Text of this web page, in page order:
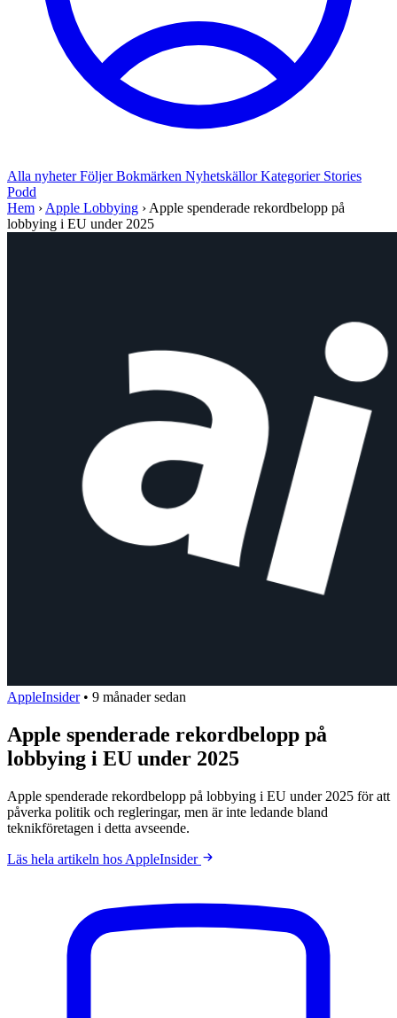
Alla nyheterFöljerBokmärken NyhetskällorKategorier Stories
Podd
Hem › Apple Lobbying › Apple spenderade rekordbelopp på
lobbying i EU under 2025
AppleInsider • 9 månader sedan
Apple spenderade rekordbelopp på
lobbying i EU under 2025
Apple spenderade rekordbelopp på lobbying i EU under 2025 för att
påverka politik och regleringar, men är inte ledande bland
teknikföretagen i detta avseende.
Läs hela artikeln hos AppleInsider